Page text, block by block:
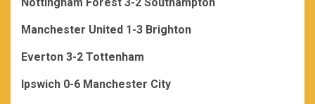
Manchester United 1-3 Brighton
Everton 3-2 Tottenham
Ipswich 0-6 Manchester City